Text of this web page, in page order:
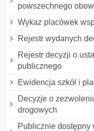
powszechnego
Wykaz placówek
Rejestr wydanych
Rejestr decyzji o
publicznego
Ewidencja szkół i
Decyzje o
drogowych
Publicznie dostępny